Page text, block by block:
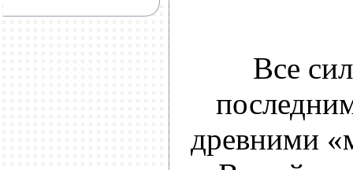
Все
древними